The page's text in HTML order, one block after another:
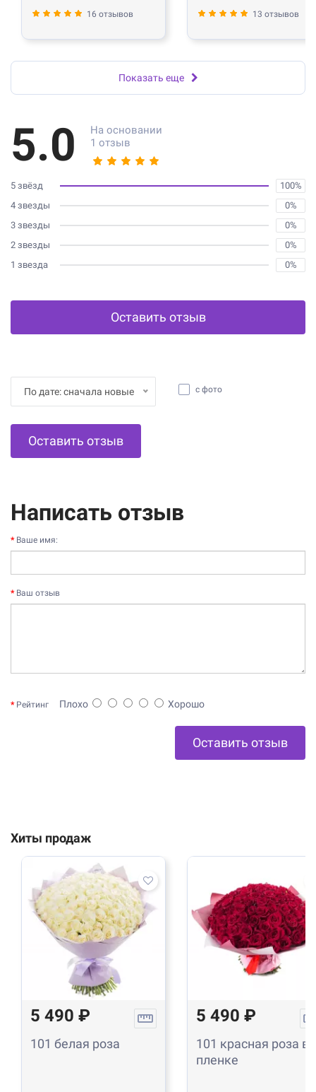
16 отзывов 13 отзывов
Показать еще
5.0
На основании
1 отзыв
5 звёзд
100%
4 звезды
0%
3 звезды
0%
2 звезды
0%
1 звезда
0%
Оставить отзыв
По дате: сначала новые с фото
Оставить отзыв
Написать отзыв
Ваше имя:
Ваш отзыв
Рейтинг Плохо Хорошо
Оставить отзыв
Хиты продаж
5 490 ₽
101 белая роза
5 490 ₽
101 красная роза в
пленке